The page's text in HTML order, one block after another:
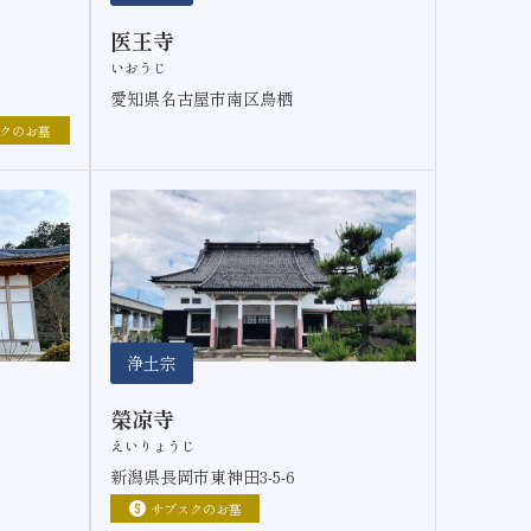
のお墓
医王寺
いおうじ
愛知県名古屋市南区鳥栖
浄土宗
榮凉寺
えいりょうじ
新潟県長岡市東神田3-5-6
サブスクのお墓